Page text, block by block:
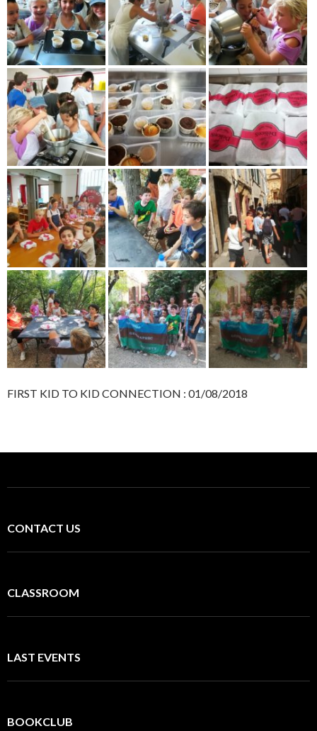
FIRST KID TO KID CONNECTION : 01/08/2018
CONTACT US
CLASSROOM
LAST EVENTS
BOOKCLUB